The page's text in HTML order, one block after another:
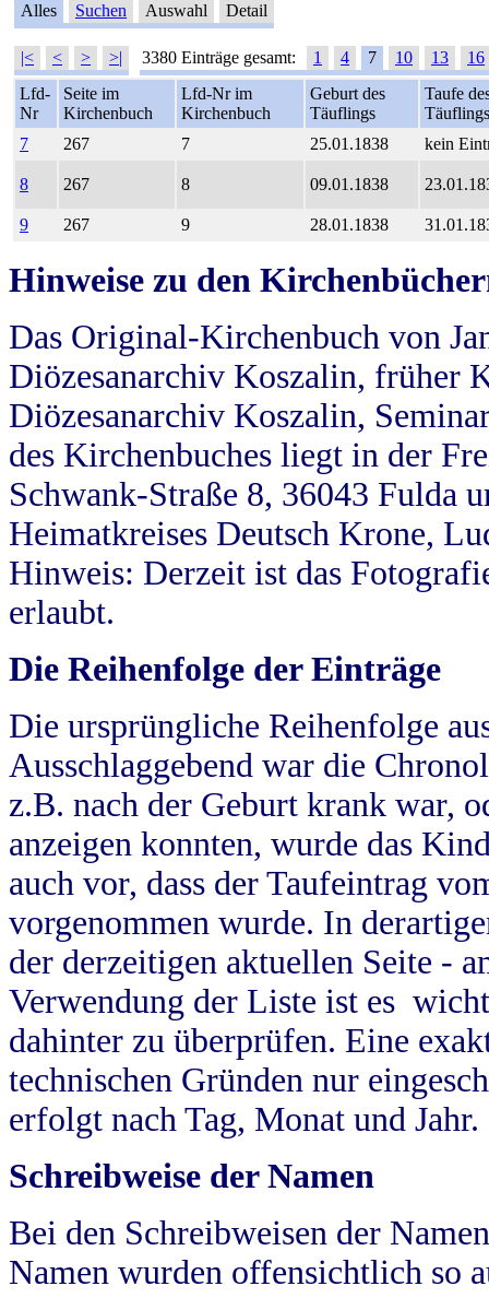
Alles Suchen Auswahl Detail
|< < > >| 3380 Einträge gesamt: 1 4 7 10 13
16
Lfd-
Nr
Seite im
Kirchenbuch
Lfd-Nr im
Kirchenbuch
Geburt des
Täuflings
Taufe
Täuflings
7
267 7 25.01.1838 kein
8 267 8 09.01.1838
9 267 9 28.01.1838
Hinweise zu den
Das Original-Kirchenbuch von
Diözesanarchiv Koszalin, früher
Diözesanarchiv Koszalin,
des Kirchenbuches liegt in der
Schwank-Straße 8, 36043 Fulda
Heimatkreises Deutsch Krone,
Hinweis: Derzeit ist das
erlaubt.
Die Reihenfolge der Einträge
Die ursprüngliche Reihenfolge
Ausschlaggebend war die
z.B. nach der Geburt krank war,
anzeigen konnten, wurde das
auch vor, dass der Taufeintrag
vorgenommen wurde. In
der derzeitigen aktuellen Seite -
Verwendung der Liste ist es
dahinter zu überprüfen. Eine
technischen Gründen nur
erfolgt nach Tag, Monat und Jahr.
Schreibweise der Namen
Bei den Schreibweisen der
Namen wurden offensichtlich so